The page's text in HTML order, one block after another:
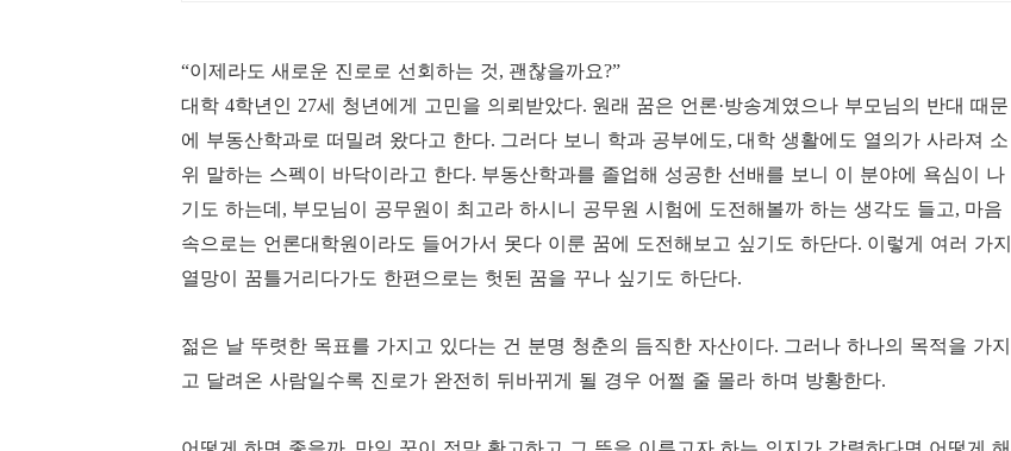
“이제라도 새로운 진로로 선회하는 것, 괜찮을까요?”
대학 4학년인 27세 청년에게 고민을 의뢰받았다. 원래 꿈은 언론·방송계였으나 부모님의 반대 때문
에 부동산학과로 떠밀려 왔다고 한다. 그러다 보니 학과 공부에도, 대학 생활에도 열의가 사라져 소
위 말하는 스펙이 바닥이라고 한다. 부동산학과를 졸업해 성공한 선배를 보니 이 분야에 욕심이 나
기도 하는데, 부모님이 공무원이 최고라 하시니 공무원 시험에 도전해볼까 하는 생각도 들고, 마음
속으로는 언론대학원이라도 들어가서 못다 이룬 꿈에 도전해보고 싶기도 하단다. 이렇게 여러 가지
열망이 꿈틀거리다가도 한편으로는 헛된 꿈을 꾸나 싶기도 하단다.
젊은 날 뚜렷한 목표를 가지고 있다는 건 분명 청춘의 듬직한 자산이다. 그러나 하나의 목적을 가지
고 달려온 사람일수록 진로가 완전히 뒤바뀌게 될 경우 어쩔 줄 몰라 하며 방황한다.